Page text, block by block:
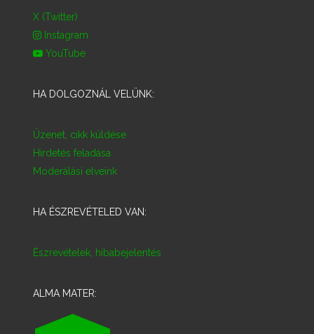
X (Twitter)
Instagram
YouTube
HA DOLGOZNÁL VELÜNK:
Üzenet, cikk küldése
Hirdetés feladása
Moderálási elveink
HA ÉSZREVÉTELED VAN:
Észrevételek, hibabejelentés
ALMA MATER: